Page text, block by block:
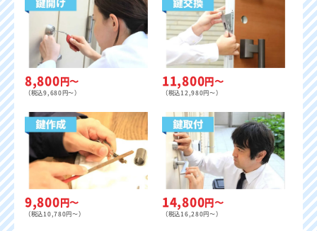
8,800円〜
（税込9,680円〜）
11,800円〜
（税込12,980円〜）
9,800円〜
（税込10,780円〜）
14,800円〜
（税込16,280円〜）